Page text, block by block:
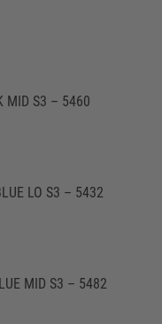
MID S3 – 5460
LO S3 – 5432
MID S3 – 5482